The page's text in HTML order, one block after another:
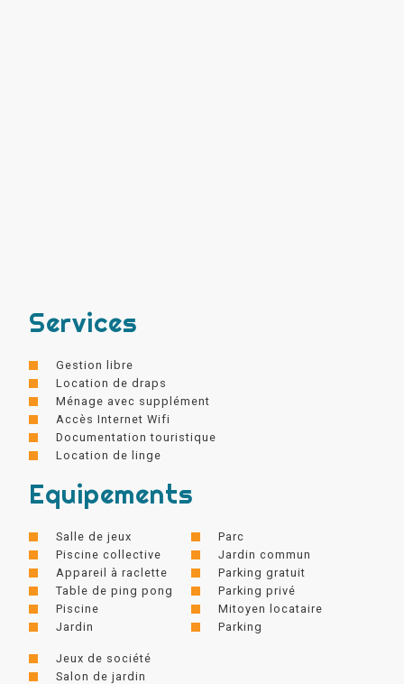
Services
Gestion libre
Location de draps
Ménage avec supplément
Accès Internet Wifi
Documentation touristique
Location de linge
Equipements
Salle de jeux
Piscine collective
Appareil à raclette
Table de ping pong
Piscine
Jardin
Parc
Jardin commun
Parking gratuit
Parking privé
Mitoyen locataire
Parking
Jeux de société
Salon de jardin